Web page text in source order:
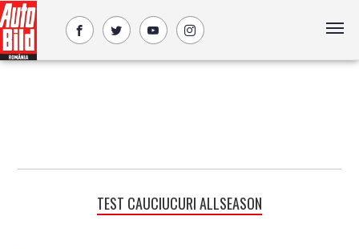
TEST CAUCIUCURI ALLSEASON